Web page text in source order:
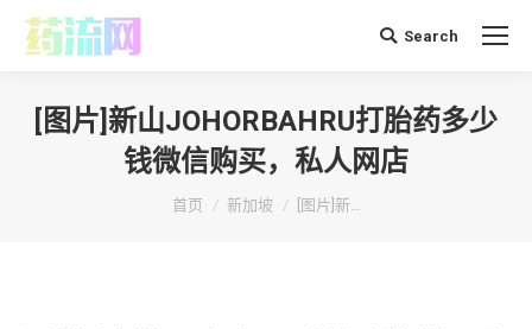
搜 Search
[图片]新山JOHORBAHRU打胎药多少
钱微信购买，私人网店
你在这里：
首页 新加坡 [图片]新…